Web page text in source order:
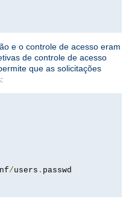
e o controle de acesso eram
de controle de acesso
que as solicitações
/users .